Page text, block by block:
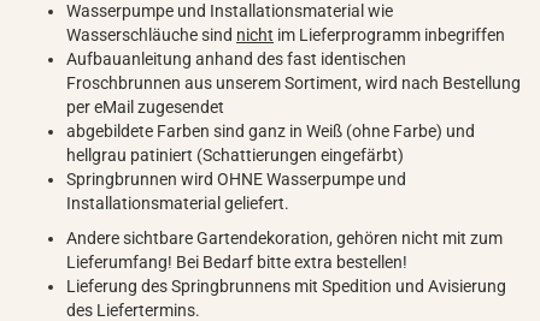
Wasserpumpe und Installationsmaterial wie
Wasserschläuche sind nicht im Lieferprogramm inbegriffen
Aufbauanleitung anhand des fast identischen
Froschbrunnen aus unserem Sortiment, wird nach Bestellung
per eMail zugesendet
abgebildete Farben sind ganz in Weiß (ohne Farbe) und
hellgrau patiniert (Schattierungen eingefärbt)
Springbrunnen wird OHNE Wasserpumpe und
Installationsmaterial geliefert.
Andere sichtbare Gartendekoration, gehören nicht mit zum
Lieferumfang! Bei Bedarf bitte extra bestellen!
Lieferung des Springbrunnens mit Spedition und Avisierung
des Liefertermins.